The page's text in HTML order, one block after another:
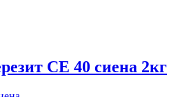
СЕ 40 сиена 2кг